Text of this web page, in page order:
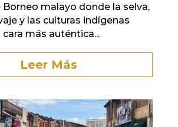
Borneo malayo donde la selva,
y las culturas indígenas
más auténtica...
Leer Más